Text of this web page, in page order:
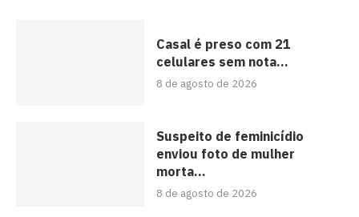
Casal é preso com 21
celulares sem nota...
8 de agosto de 2026
Suspeito de feminicídio
enviou foto de mulher
morta...
8 de agosto de 2026